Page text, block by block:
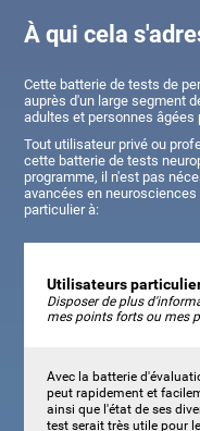
À qui cela
Cette batterie de tests de
auprès d'un large segment
adultes et personnes âgées
Tout utilisateur privé ou
cette batterie de tests
programme, il n'est pas
avancées en
particulier à:
Utilisateurs
Disposer de plus
mes points forts ou mes
Avec la batterie
peut rapidement et
ainsi que l'état de ses
test serait très utile pour